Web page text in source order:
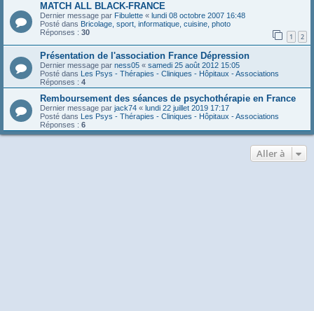
MATCH ALL BLACK-FRANCE
Dernier message par Fibulette « lundi 08 octobre 2007 16:48
Posté dans Bricolage, sport, informatique, cuisine, photo
Réponses : 30 1 2
Présentation de l'association France Dépression
Dernier message par ness05 « samedi 25 août 2012 15:05
Posté dans Les Psys - Thérapies - Cliniques - Hôpitaux - Associations
Réponses : 4
Remboursement des séances de psychothérapie en France
Dernier message par jack74 « lundi 22 juillet 2019 17:17
Posté dans Les Psys - Thérapies - Cliniques - Hôpitaux - Associations
Réponses : 6
Aller à